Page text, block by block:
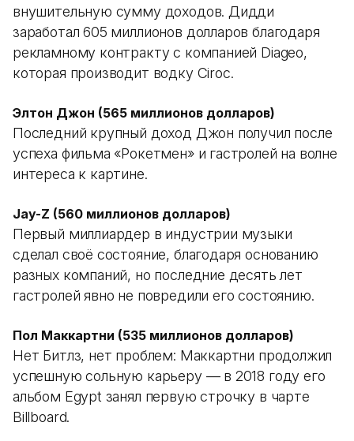
внушительную сумму доходов. Дидди
заработал 605 миллионов долларов благодаря
рекламному контракту с компанией Diageo,
которая производит водку Ciroc.
Элтон Джон (565 миллионов долларов)
Последний крупный доход Джон получил после
успеха фильма «Рокетмен» и гастролей на волне
интереса к картине.
Jay-Z (560 миллионов долларов)
Первый миллиардер в индустрии музыки
сделал своё состояние, благодаря основанию
разных компаний, но последние десять лет
гастролей явно не повредили его состоянию.
Пол Маккартни (535 миллионов долларов)
Нет Битлз, нет проблем: Маккартни продолжил
успешную сольную карьеру — в 2018 году его
альбом Egypt занял первую строчку в чарте
Billboard.